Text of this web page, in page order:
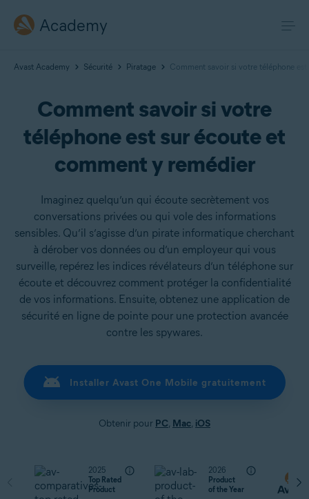
Academy
Avast Academy Sécurité Piratage Comment savoir si votre téléphone
Comment savoir si votre
téléphone est sur écoute et
comment y remédier
Imaginez quelqu’un qui écoute secrètement vos
conversations privées ou qui vole des informations
sensibles. Qu’il s’agisse d’un pirate informatique cherchant
à dérober vos données ou d’un employeur qui vous
surveille, repérez les indices révélateurs d’un téléphone sur
écoute et découvrez comment protéger la confidentialité
de vos informations. Ensuite, obtenez une application de
sécurité en ligne de pointe pour une protection avancée
contre les spywares.
Installer Avast One Mobile gratuitement
Obtenir pour PC, Mac, iOS
2025
Top Rated
Product
2026
Product
of the Year